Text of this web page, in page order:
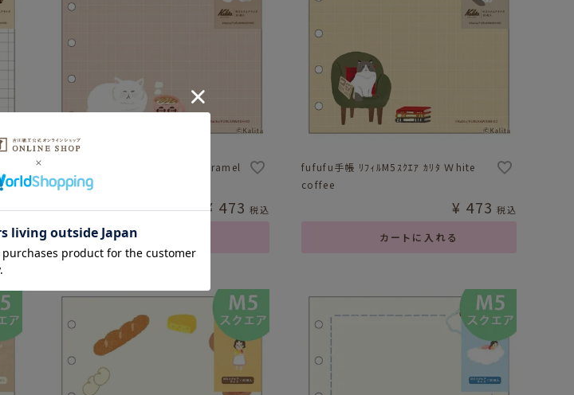
税込
fufufu手帳 ﾘﾌｨﾙM5ｽｸｴｱ ｶﾘﾀ Caramel
coffee
カートに入れる
¥ 473 税込
fufufu手帳 ﾘﾌｨﾙM5ｽｸｴｱ ｶﾘﾀ Ｗhite
coffee
カートに入れる
¥ 473 税込